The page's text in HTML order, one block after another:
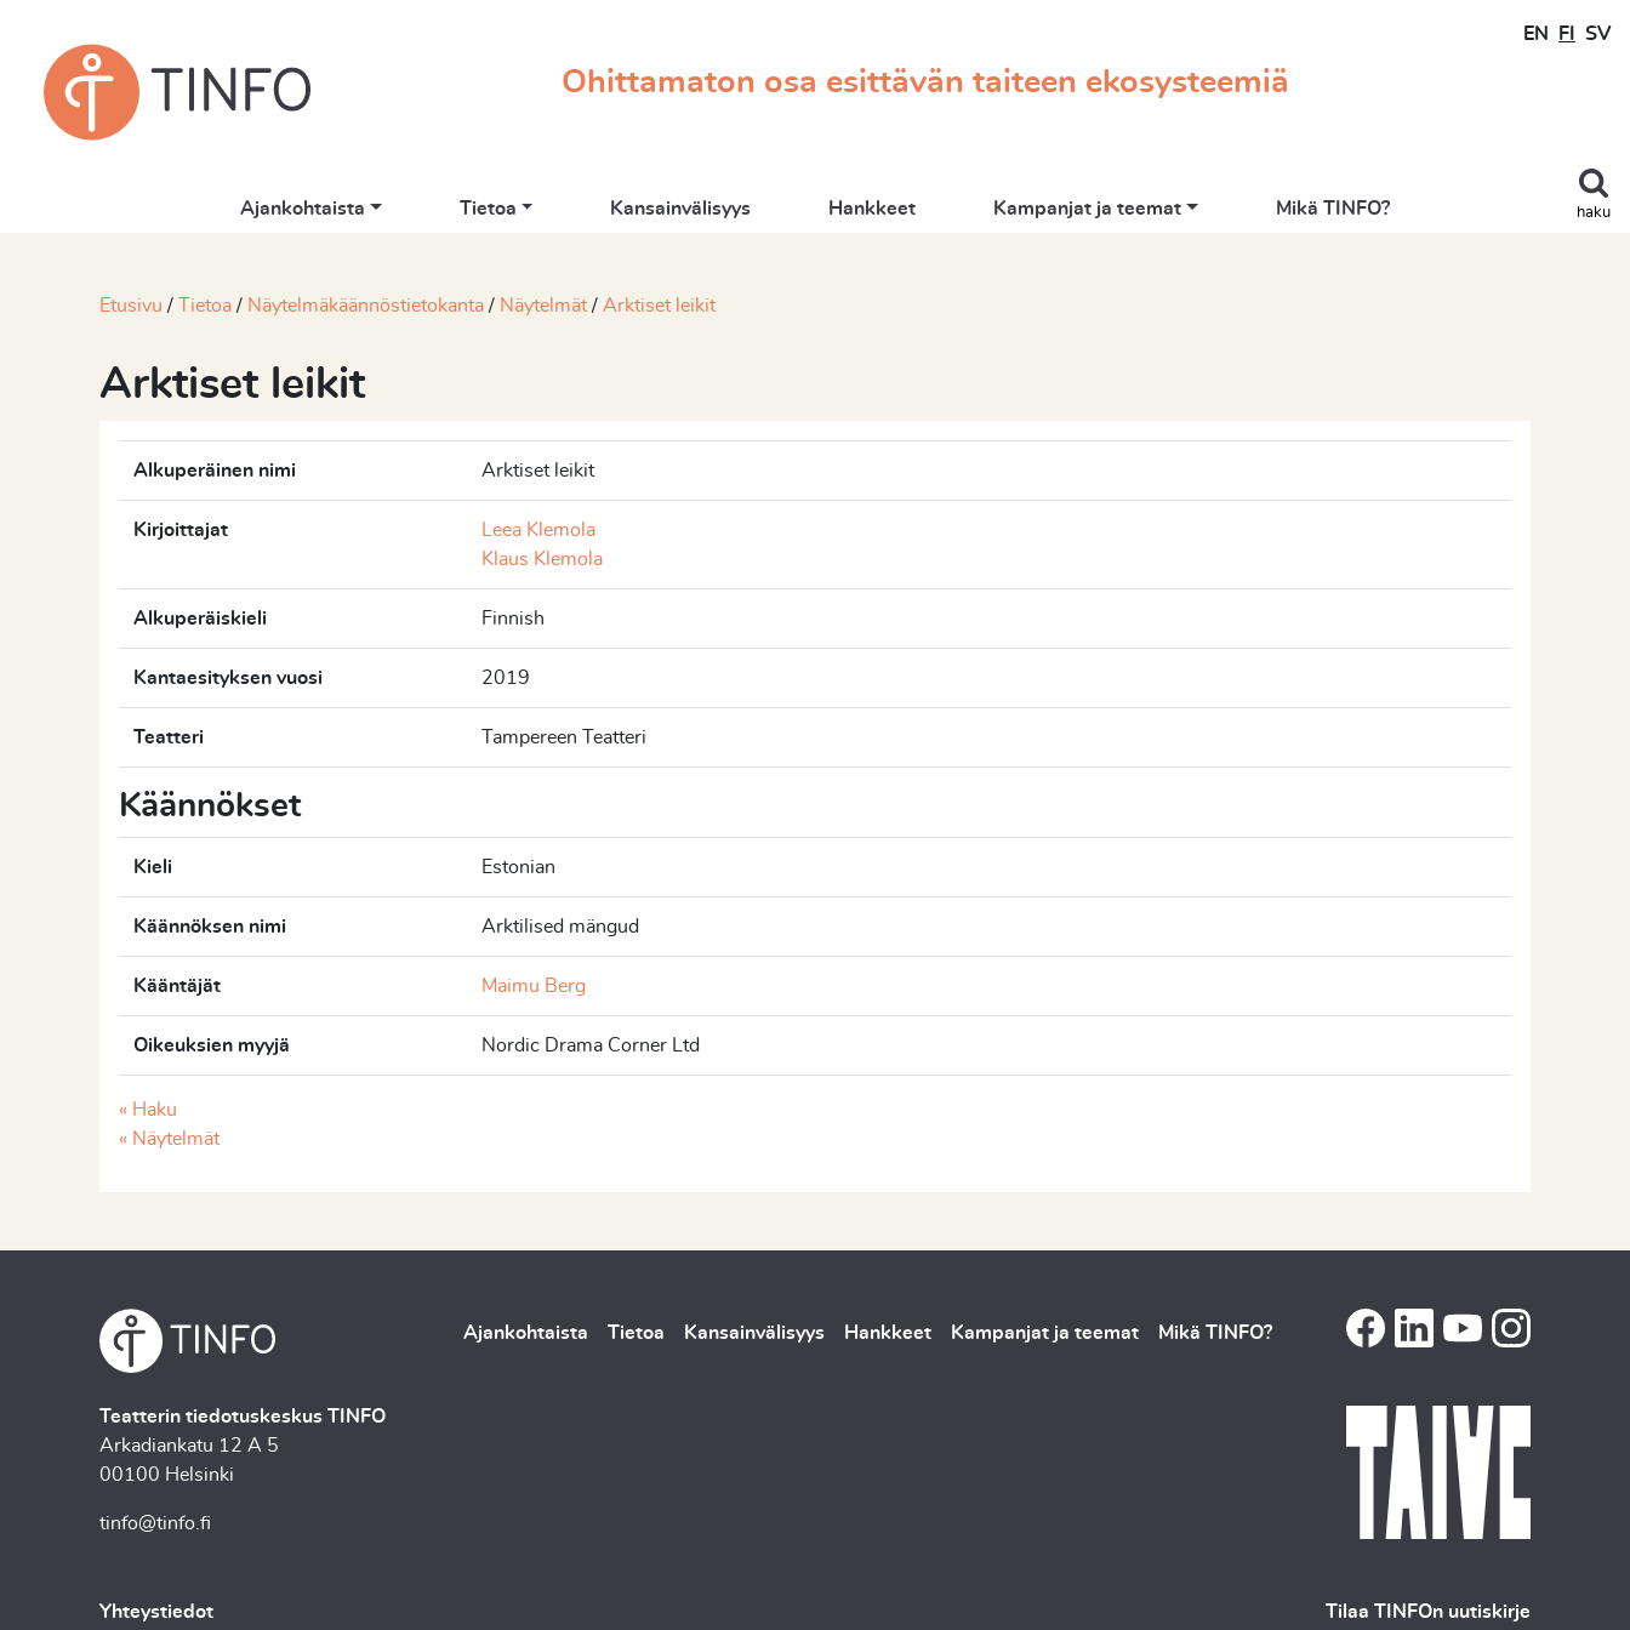
Ohittamaton osa esittävän taiteen ekosysteemiä
EN FI SV
haku
Ajankohtaista Tietoa Kansainvälisyys Hankkeet Kampanjat ja teemat Mikä TINFO?
Etusivu Tietoa Näytelmäkäännöstietokanta Näytelmät Arktiset leikit
Arktiset leikit
Alkuperäinen nimi Arktiset leikit
Kirjoittajat
Leea Klemola
Klaus Klemola
Alkuperäiskieli Finnish
Kantaesityksen vuosi 2019
Teatteri Tampereen Teatteri
Käännökset
Kieli Estonian
Käännöksen nimi Arktilised mängud
Kääntäjät Maimu Berg
Oikeuksien myyjä Nordic Drama Corner Ltd
« Haku
« Näytelmät
Teatterin tiedotuskeskus TINFO
Arkadiankatu 12 A 5
00100 Helsinki
tinfo@tinfo.fi
Ajankohtaista Tietoa Kansainvälisyys Hankkeet Kampanjat ja teemat Mikä TINFO?
Yhteystiedot Tilaa TINFOn uutiskirje